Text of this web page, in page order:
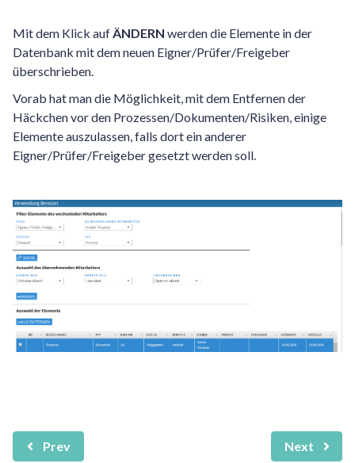
Mit dem Klick auf ÄNDERN werden die Elemente in der
Datenbank mit dem neuen Eigner/Prüfer/Freigeber
überschrieben.
Vorab hat man die Möglichkeit, mit dem Entfernen der
Häckchen vor den Prozessen/Dokumenten/Risiken, einige
Elemente auszulassen, falls dort ein anderer
Eigner/Prüfer/Freigeber gesetzt werden soll.
Prev Next